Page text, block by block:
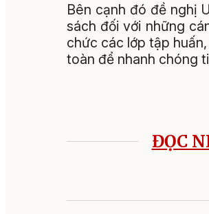
Bên cạnh đó đề nghị
sách đối với những
chức các lớp tập
toàn để nhanh chóng
ĐỌC